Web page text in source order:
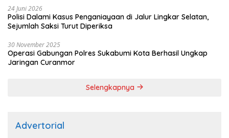
24 Juni 2026
Polisi Dalami Kasus Penganiayaan di Jalur Lingkar Selatan,
Sejumlah Saksi Turut Diperiksa
30 November 2025
Operasi Gabungan Polres Sukabumi Kota Berhasil Ungkap
Jaringan Curanmor
Selengkapnya
Advertorial